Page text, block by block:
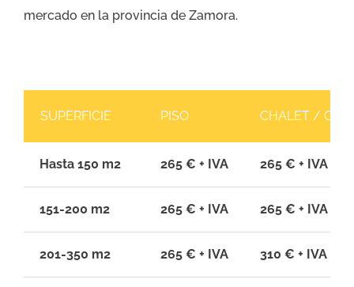
mercado en la provincia de Zamora.
SUPERFICIE PISO CHALET /
Hasta 150 m2 265 € + IVA 265 € + IVA
151-200 m2 265 € + IVA 265 € + IVA
201-350 m2 265 € + IVA 310 € + IVA